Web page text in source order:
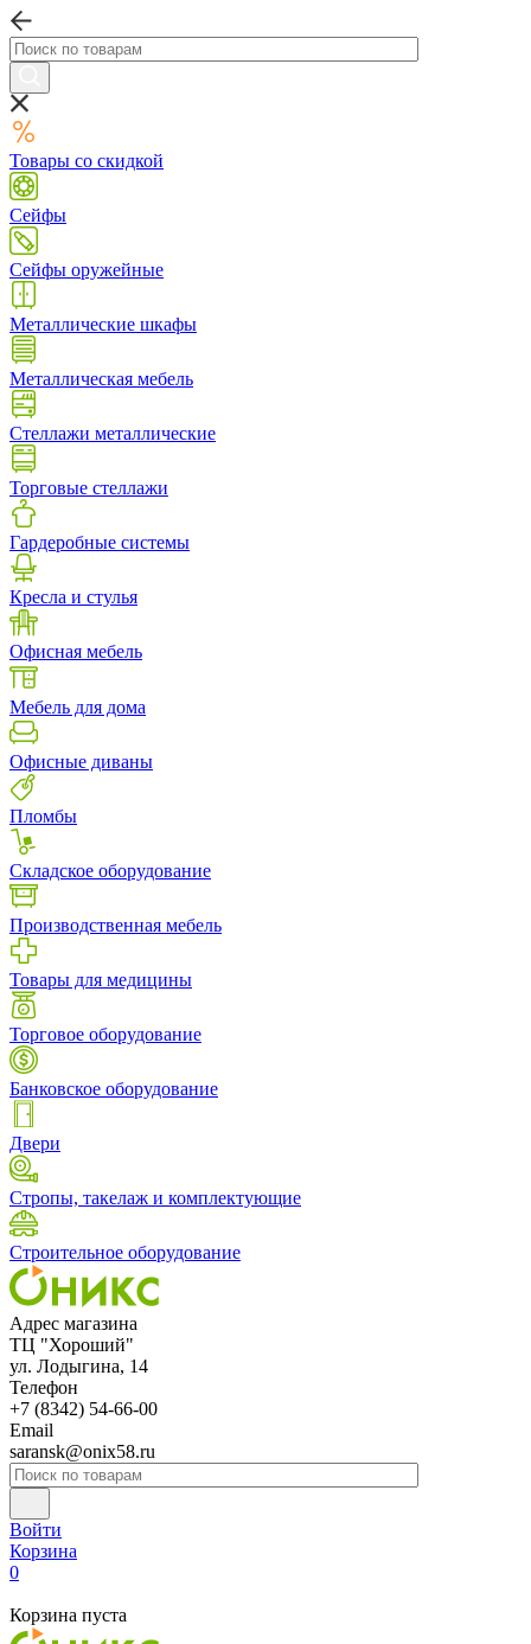
Товары со скидкой
Сейфы
Сейфы оружейные
Металлические шкафы
Металлическая мебель
Стеллажи металлические
Торговые стеллажи
Гардеробные системы
Кресла и стулья
Офисная мебель
Мебель для дома
Офисные диваны
Пломбы
Складское оборудование
Производственная мебель
Товары для медицины
Торговое оборудование
Банковское оборудование
Двери
Стропы, такелаж и комплектующие
Строительное оборудование
Адрес магазина
ТЦ "Хороший"
ул. Лодыгина, 14
Телефон
+7 (8342) 54-66-00
Email
saransk@onix58.ru
Войти
Корзина
0
Корзина пуста